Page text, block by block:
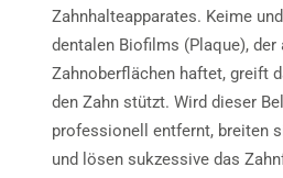
Zahnhalteapparates. Keime
dentalen Biofilms (Plaque), der
Zahnoberflächen haftet, greift
den Zahn stützt. Wird dieser
professionell entfernt, breiten
und lösen sukzessive das